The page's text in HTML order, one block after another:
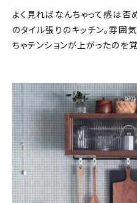
よく見ればなんちゃって感は否
のタイル張りのキッチン。雰囲
ちゃテンションが上がったのを覚